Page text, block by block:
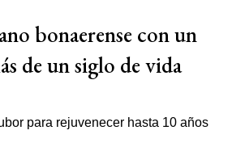
bonaerense con un
de un siglo de vida